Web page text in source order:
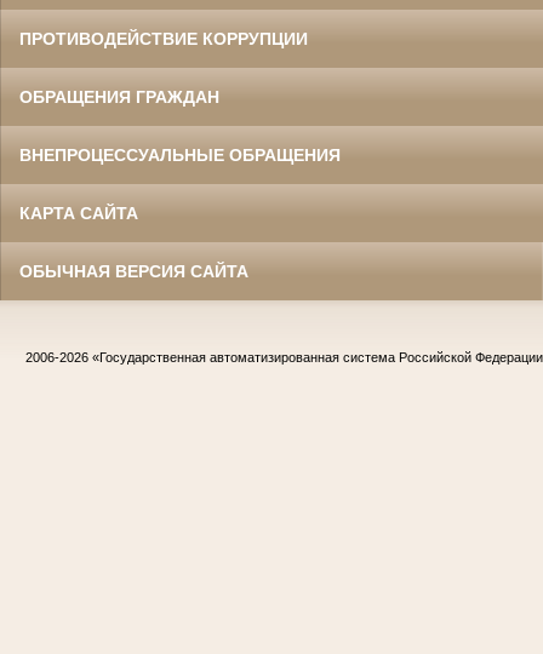
ПРОТИВОДЕЙСТВИЕ КОРРУПЦИИ
ОБРАЩЕНИЯ ГРАЖДАН
ВНЕПРОЦЕССУАЛЬНЫЕ ОБРАЩЕНИЯ
КАРТА САЙТА
ОБЫЧНАЯ ВЕРСИЯ САЙТА
2006-2026 «Государственная автоматизированная система Российской